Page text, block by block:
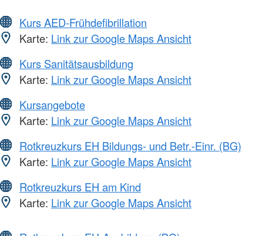
Kurs AED-Frühdefibrillation
Karte: Link zur Google Maps Ansicht
Kurs Sanitätsausbildung
Karte: Link zur Google Maps Ansicht
Kursangebote
Karte: Link zur Google Maps Ansicht
Rotkreuzkurs EH Bildungs- und Betr.-Einr. (BG)
Karte: Link zur Google Maps Ansicht
Rotkreuzkurs EH am Kind
Karte: Link zur Google Maps Ansicht